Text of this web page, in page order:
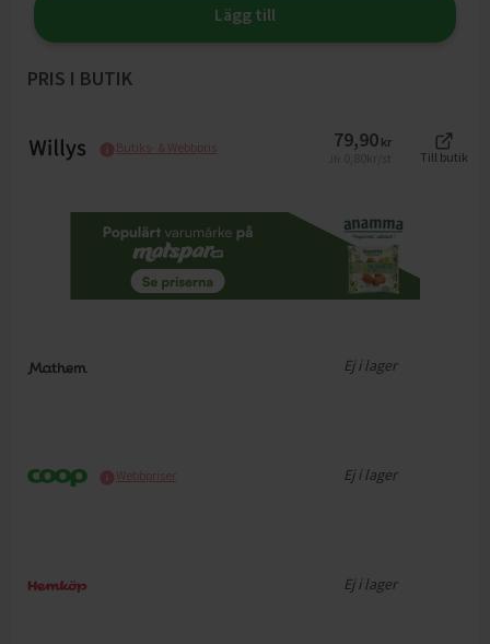
Lägg till
PRIS I BUTIK
Butiks- & Webbpris 79,90 kr
Till butik
Ej i lager
Webbpriser Ej i lager
Ej i lager